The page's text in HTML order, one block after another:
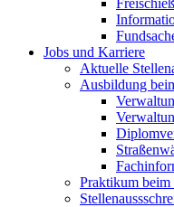
Jobs und Karriere
Aktuelle
Ausbildung
Praktikum